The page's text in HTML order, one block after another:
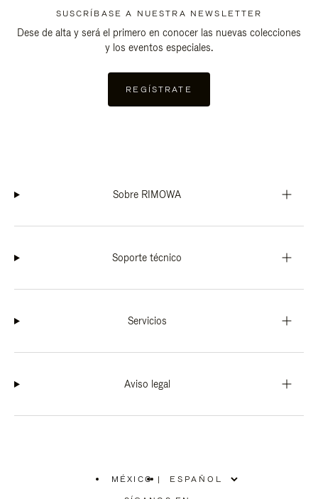
SUSCRÍBASE A NUESTRA NEWSLETTER
Dese de alta y será el primero en conocer las nuevas colecciones
y los eventos especiales.
REGÍSTRATE
Sobre RIMOWA
Soporte técnico
Servicios
Aviso legal
MÉXICO |